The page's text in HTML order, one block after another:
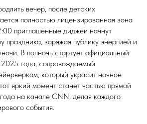
вечер, после детских
полностью лицензированная зона
приглашенные диджеи начнут
праздника, заряжая публику энергией и
В полночь стартует официальный
года, сопровождаемый
который украсит ночное
яркий момент станет частью прямой
на канале CNN, делая каждого
события.